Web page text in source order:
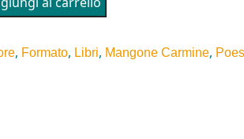
, Formato, Libri, Mangone Carmine,